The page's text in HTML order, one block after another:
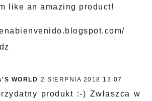
like an amazing product!
WORLD 2 SIERPNIA 2018 13:07
produkt :-) Zwłaszca w